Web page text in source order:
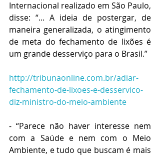
Internacional realizado em São Paulo,
disse: “... A ideia de postergar, de
maneira generalizada, o atingimento
de meta do fechamento de lixões é
um grande desserviço para o Brasil.”
http://tribunaonline.com.br/adiar-
fechamento-de-lixoes-e-desservico-
diz-ministro-do-meio-ambiente
- “Parece não haver interesse nem
com a Saúde e nem com o Meio
Ambiente, e tudo que buscam é mais